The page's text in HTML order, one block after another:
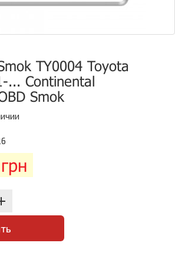
TY0004 Toyota
... Continental
Smok